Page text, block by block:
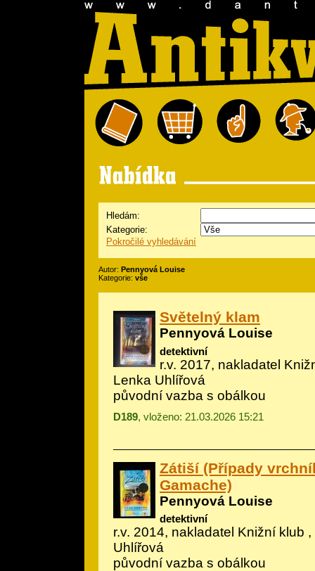
Hledám:
Kategorie:
Pokročilé vyhledávání
Autor: Pennyová Louise
Kategorie: vše
Světelný klam
Pennyová Louise
detektivní
r.v. 2017, nakladatel
Lenka Uhlířová
původní vazba s obálkou
D189, vloženo: 21.03.2026 15:21
Zátiší (Případy
Gamache)
Pennyová Louise
detektivní
r.v. 2014, nakladatel Knižní klub
Uhlířová
původní vazba s obálkou